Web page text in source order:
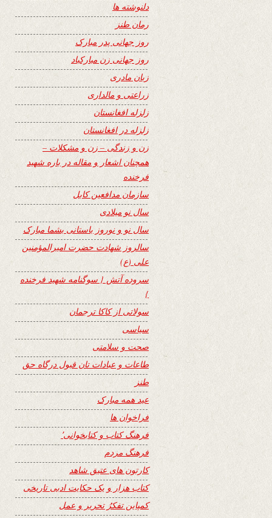
دلنوشته ها
رمان طنز
روز جهانی پدر مبارک
روز جهانی زن مبارکباد
زبان مادری
زراعتی و مالداری
زلزله افغانستان
زلزله در افغانستان
زن و زندگی – زن و مشکلات –
همچنان اشعار و مقاله در باره شهید
فرخنده
سازمان مدافعین کابل
سال نو میلادی
سال نو و نوروز باستانی بشما مبارک
سالروز شهادت حضرت امیرالمؤمنین
علی (ع)
سروده آتش { سوگنامه شهید فرخنده
}
سولاتی از کاکا ترجمان
سیاسی
صحت و سلامتی
طاعات و عبادات تان قبول درگاه حق
طنز
عید همه مبارک
فراخوان ها
فرهنگ کتاب و کتابخوانی٬
فرهنگ مردم
کارتون های عتیق شاهد
کتاب هزار و یک حکایت ادبی تاریخی
کمپاین تفکرُ تحریر و عمل